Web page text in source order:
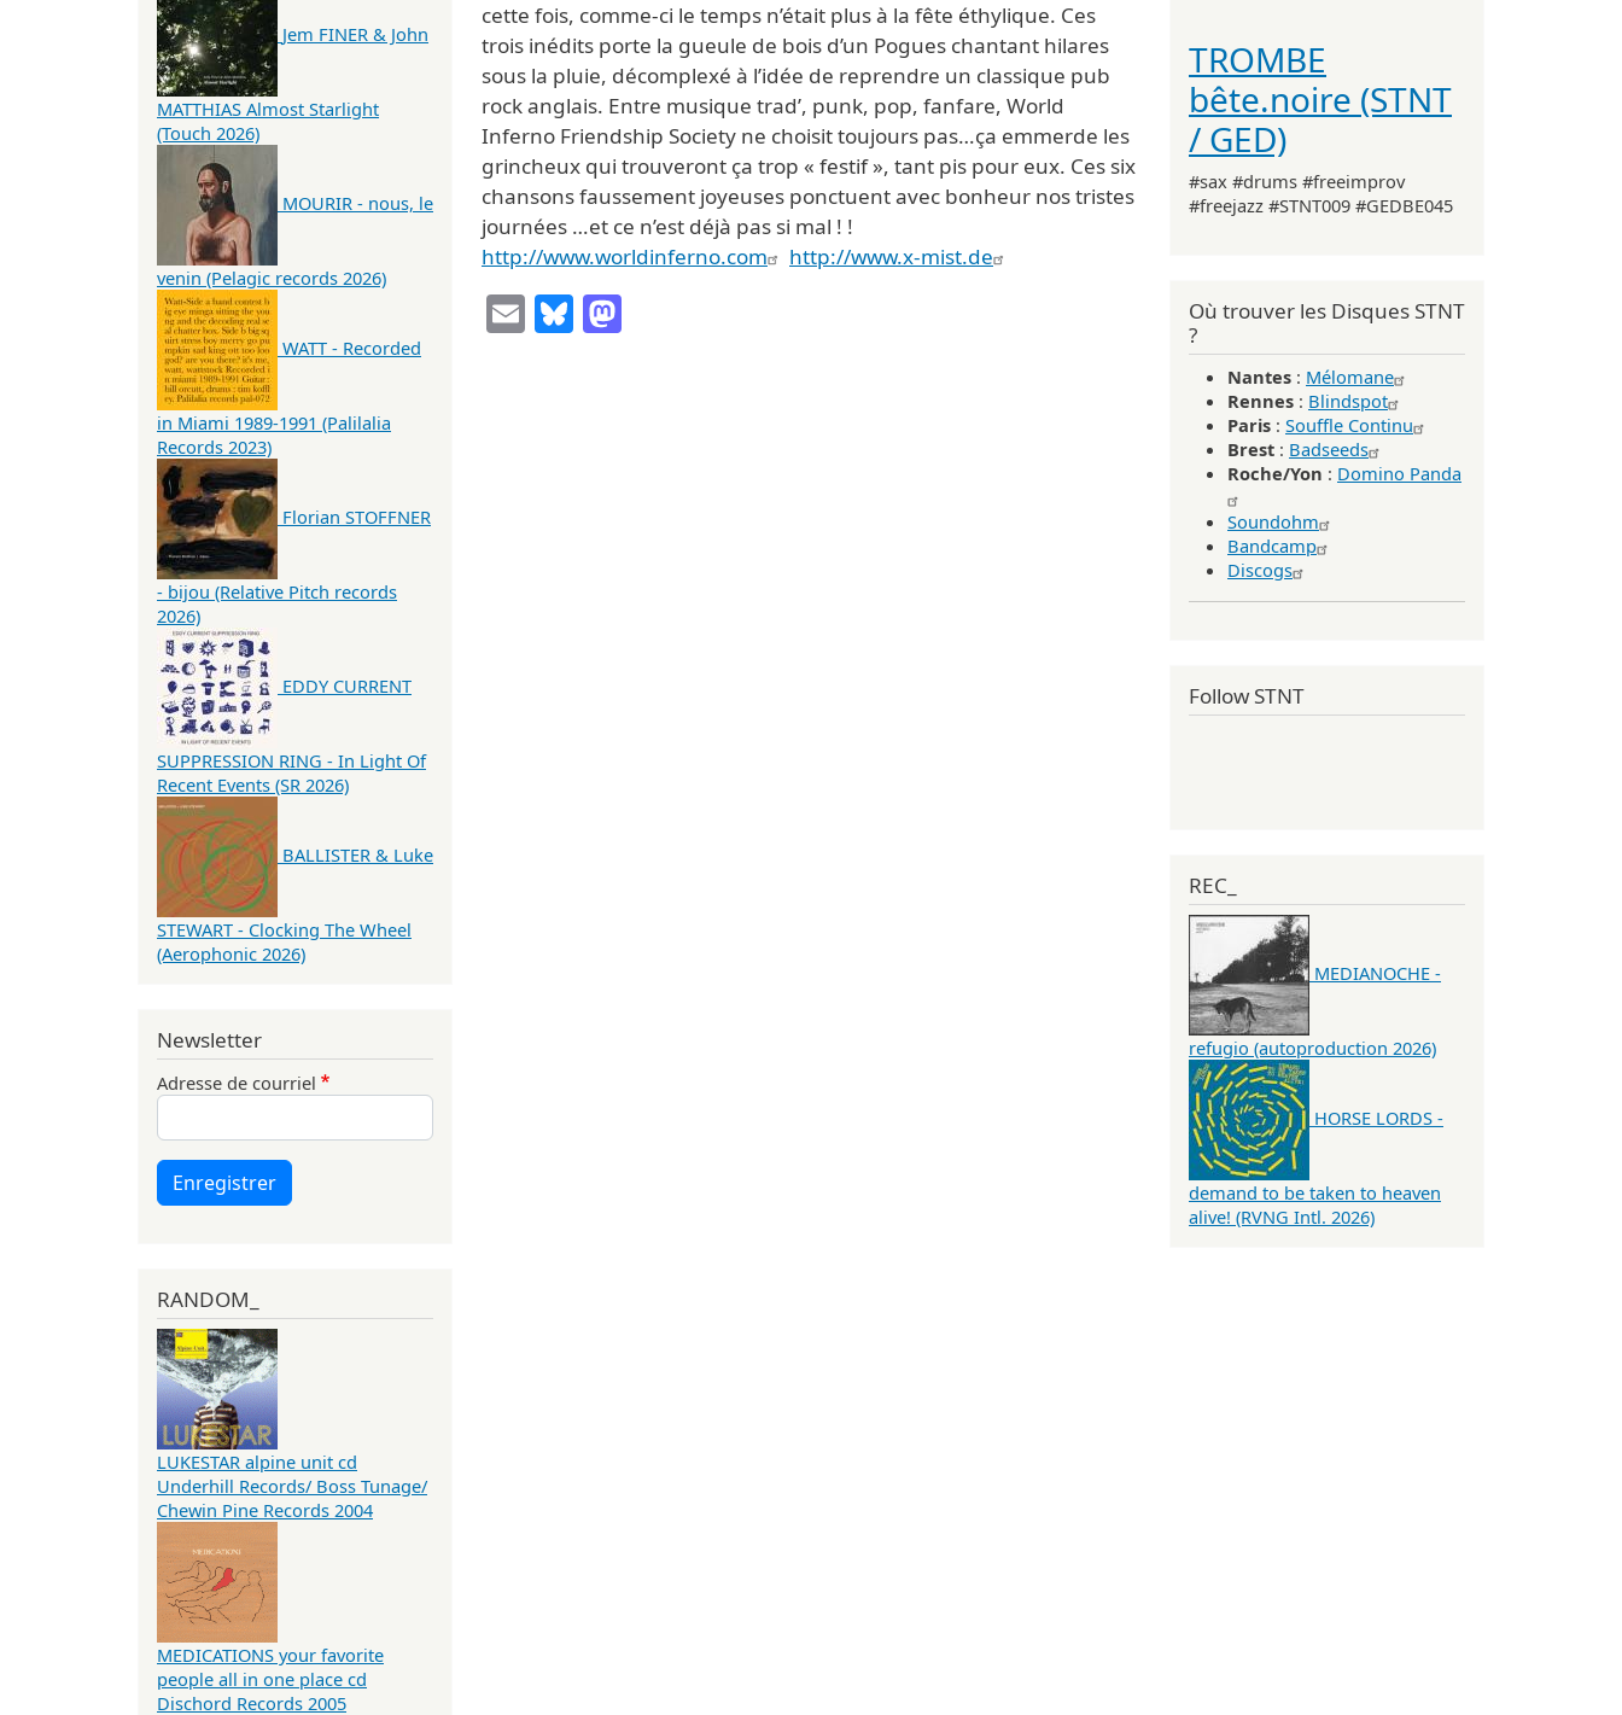
cette fois, comme-ci le temps n’était plus à la fête éthylique. Ces
trois inédits porte la gueule de bois d’un Pogues chantant hilares
sous la pluie, décomplexé à l’idée de reprendre un classique pub
rock anglais. Entre musique trad’, punk, pop, fanfare, World
Inferno Friendship Society ne choisit toujours pas…ça emmerde les
grincheux qui trouveront ça trop « festif », tant pis pour eux. Ces six
chansons faussement joyeuses ponctuent avec bonheur nos tristes
journées …et ce n’est déjà pas si mal ! !
http://www.worldinferno.com
http://www.x-mist.de
EmailBluesky
Jem FINER & John
MATTHIAS Almost Starlight
(Touch 2026)
MOURIR - nous, le
venin (Pelagic records 2026)
WATT - Recorded
in Miami 1989-1991 (Palilalia
Records 2023)
Florian STOFFNER
- bijou (Relative Pitch records
2026)
EDDY CURRENT
SUPPRESSION RING - In Light Of
Recent Events (SR 2026)
BALLISTER & Luke
STEWART - Clocking The Wheel
(Aerophonic 2026)
Newsletter
Adresse de courriel
Enregistrer
RANDOM_
LUKESTAR alpine unit cd
Underhill Records/ Boss Tunage/
Chewin Pine Records 2004
MEDICATIONS your favorite
people all in one place cd
Dischord Records 2005
TROMBE
bête.noire (STNT
/ GED)
#sax #drums #freeimprov
#freejazz #STNT009 #GEDBE045
Où trouver les Disques STNT
?
Nantes : Mélomane
Rennes : Blindspot
Paris : Souffle Continu
Brest : Badseeds
Roche/Yon : Domino Panda
Soundohm
Bandcamp
Discogs
Follow STNT
REC_
MEDIANOCHE -
refugio (autoproduction 2026)
HORSE LORDS -
demand to be taken to heaven
alive! (RVNG Intl. 2026)